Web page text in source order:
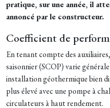
pratique, sur une année, il
annoncé par le constructeur.
Coefficient de
En tenant compte des
saisonnier (SCOP) varie
installation géothermique bien
plus élevé avec une pompe à
circulateurs à haut rendement.